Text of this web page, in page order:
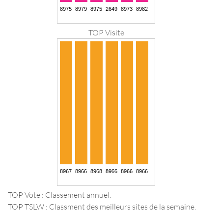
TOP Visite
TOP Vote : Classement annuel.
TOP TSLW : Classment des meilleurs sites de la semaine.